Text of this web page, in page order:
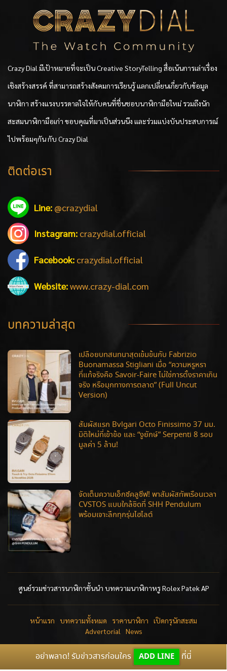
Crazy Dial มีเป้าหมายที่จะเป็น Creative StoryTelling สื่อเน้นการเล่าเรื่อง
เชิงสร้างสรรค์ ที่สามารถสร้างสังคมการเรียนรู้ แลกเปลี่ยนเกี่ยวกับข้อมูล
นาฬิกา สร้างแรงบรรดาลใจให้กับคนที่ชื่นชอบนาฬิกามือใหม่ รวมถึงนัก
สะสมนาฬิกามือเก่า ขอบคุณที่มาเป็นส่วนนึง และร่วมแบ่งบันประสบการณ์
ไปพร้อมๆกัน กับ Crazy Dial
ติดต่อเรา
Line: @crazydial
Instagram: crazydial.official
Facebook: crazydial.official
Website:www.crazy-dial.com
บทความล่าสุด
เปลือยบทสนทนาสุดเข้มข้นกับ Fabrizio
Buonamassa Stigliani เมื่อ “ความหรูหรา
ที่แท้จริงคือ Savoir-Faire ไม่ใช่การตั้งราคาเกิน
จริง หรือมุกทางการตลาด” (Full Uncut
Version)
สัมผัสแรก Bvlgari Octo Finissimo 37 มม.
มิติใหม่ที่เข้าข้อ และ “งูยักษ์” Serpenti 8 รอบ
มูลค่า 5 ล้าน!
จัดเต็มความเอ็กซ์คลูซีฟ! พาสัมผัสทัพเรือนเวลา
CVSTOS แบบใกล้ชิดที่ SHH Pendulum
พร้อมเจาะลึกทุกรุ่นไฮไลต์
ศูนย์รวมข่าวสารนาฬิกาชั้นนำ บทความนาฬิกาหรู Rolex Patek AP
หน้าแรก บทความทั้งหมด ราคานาฬิกา
เปิดกรุนักสะสม
Advertorial
News
อย่าพลาด! รับข่าวสารก่อนใคร ADD LINE ที่นี่